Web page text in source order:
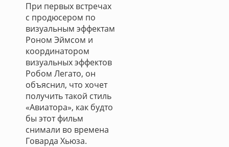
При первых встречах
с продюсером по
визуальным эффектам
Роном Эймсом и
координатором
визуальных эффектов
Робом Легато, он
объяснил, что хочет
получить такой стиль
«Авиатора», как будто
бы этот фильм
снимали во времена
Говарда Хьюза.